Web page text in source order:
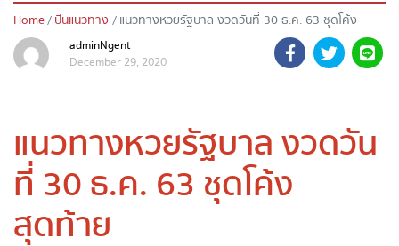
หวยสด
ถ่ายทอดสดถ่ายทอดสดหวย
ถ่ายทอดสดหวยออมสิน
ถ่ายทอดสดหวยธกส.
ถ่ายทอดสดหวยลาว
Home ปันแนวทาง
แนวทางหวยรัฐบาล งวดวันที่ 30 ธ.ค. 63 ชุดโค้ง
สุดท้าย
adminNgent
December 29, 2020
แนวทางหวยรัฐบาล งวด
วันที่ 30 ธ.ค. 63 ชุดโค้ง
สุดท้าย